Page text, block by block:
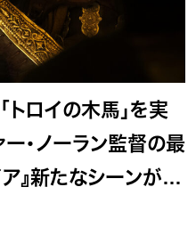
ロイの木馬」を実
ー・ノーラン監督の最
』新たなシーンが解